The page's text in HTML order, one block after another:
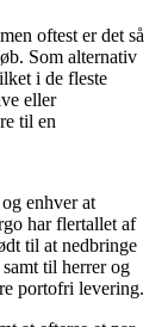
oftest er det så
Som alternativ
i de fleste
eller
til en
enhver at
har flertallet af
til at nedbringe
til herrer og
portofri levering.